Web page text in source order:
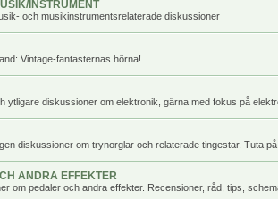
INSTRUMENT
och musikinstrumentsrelaterade diskussioner
Vintage-fantasternas hörna!
ytligare diskussioner om elektronik, gärna med fokus på
diskussioner om trynorglar och relaterade tingestar. Tuta
ANDRA EFFEKTER
om pedaler och andra effekter. Recensioner, råd, tips,